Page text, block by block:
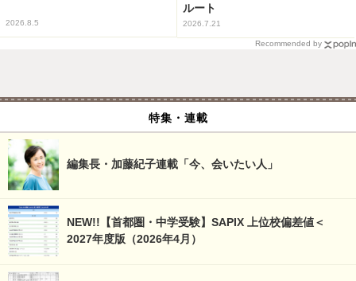
2026.8.5
ルート
2026.7.21
Recommended by
特集・連載
編集長・加藤紀子連載「今、会いたい人」
NEW!!【首都圏・中学受験】SAPIX 上位校偏差値＜
2027年度版（2026年4月）